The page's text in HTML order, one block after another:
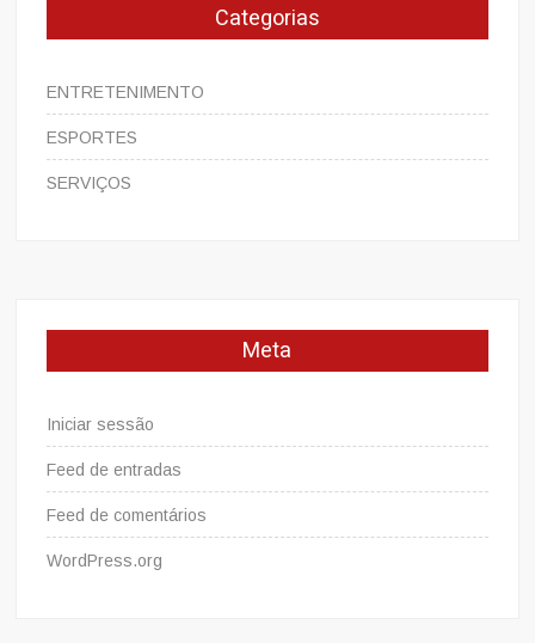
Categorias
ENTRETENIMENTO
ESPORTES
SERVIÇOS
Meta
Iniciar sessão
Feed de entradas
Feed de comentários
WordPress.org